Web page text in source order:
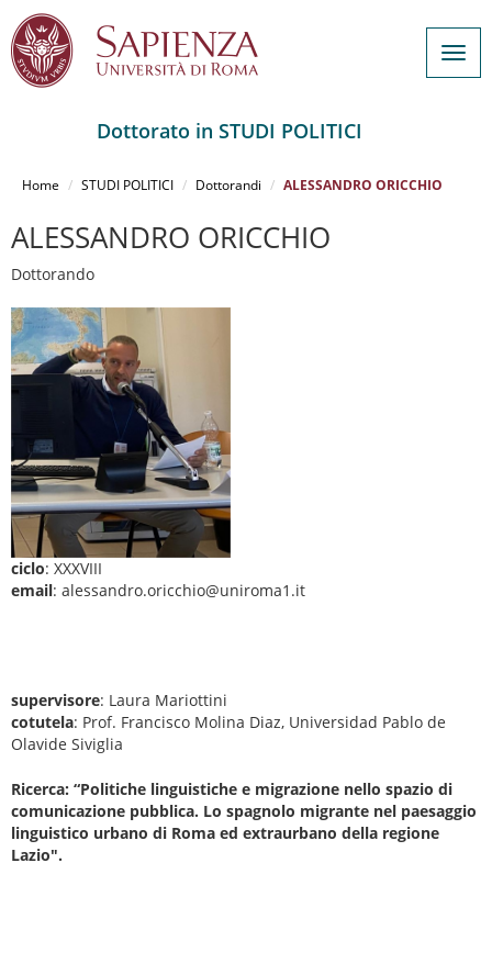
principale
Dottorato in STUDI POLITICI
Home STUDI POLITICI Dottorandi ALESSANDRO ORICCHIO
ALESSANDRO ORICCHIO
Dottorando
ciclo: XXXVIII
email: alessandro.oricchio@uniroma1.it
supervisore: Laura Mariottini
cotutela: Prof. Francisco Molina Diaz, Universidad Pablo de
Olavide Siviglia
Ricerca: “Politiche linguistiche e migrazione nello spazio di
comunicazione pubblica. Lo spagnolo migrante nel paesaggio
linguistico urbano di Roma ed extraurbano della regione
Lazio".